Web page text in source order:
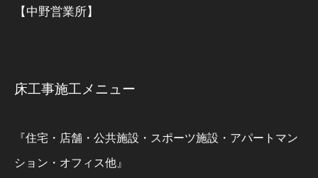
【中野営業所】
床工事施工メニュー
『住宅・店舗・公共施設・スポーツ施設・アパートマン
ション・オフィス他』